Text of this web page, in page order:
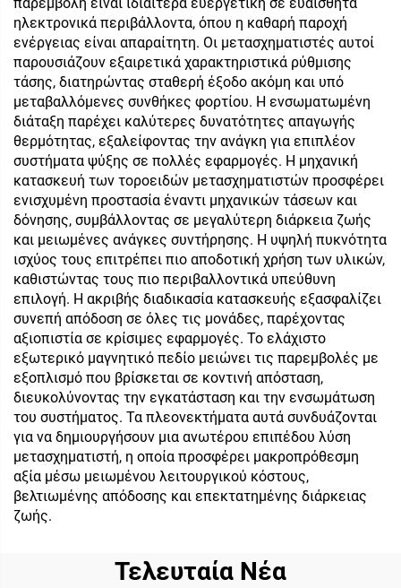
ηλεκτρονικά περιβάλλοντα, όπου η καθαρή παροχή
ενέργειας είναι απαραίτητη. Οι μετασχηματιστές αυτοί
παρουσιάζουν εξαιρετικά χαρακτηριστικά ρύθμισης
τάσης, διατηρώντας σταθερή έξοδο ακόμη και υπό
μεταβαλλόμενες συνθήκες φορτίου. Η ενσωματωμένη
διάταξη παρέχει καλύτερες δυνατότητες απαγωγής
θερμότητας, εξαλείφοντας την ανάγκη για επιπλέον
συστήματα ψύξης σε πολλές εφαρμογές. Η μηχανική
κατασκευή των τοροειδών μετασχηματιστών προσφέρει
ενισχυμένη προστασία έναντι μηχανικών τάσεων και
δόνησης, συμβάλλοντας σε μεγαλύτερη διάρκεια ζωής
και μειωμένες ανάγκες συντήρησης. Η υψηλή πυκνότητα
ισχύος τους επιτρέπει πιο αποδοτική χρήση των υλικών,
καθιστώντας τους πιο περιβαλλοντικά υπεύθυνη
επιλογή. Η ακριβής διαδικασία κατασκευής εξασφαλίζει
συνεπή απόδοση σε όλες τις μονάδες, παρέχοντας
αξιοπιστία σε κρίσιμες εφαρμογές. Το ελάχιστο
εξωτερικό μαγνητικό πεδίο μειώνει τις παρεμβολές με
εξοπλισμό που βρίσκεται σε κοντινή απόσταση,
διευκολύνοντας την εγκατάσταση και την ενσωμάτωση
του συστήματος. Τα πλεονεκτήματα αυτά συνδυάζονται
για να δημιουργήσουν μια ανωτέρου επιπέδου λύση
μετασχηματιστή, η οποία προσφέρει μακροπρόθεσμη
αξία μέσω μειωμένου λειτουργικού κόστους,
βελτιωμένης απόδοσης και επεκτατημένης διάρκειας
ζωής.
Τελευταία Νέα